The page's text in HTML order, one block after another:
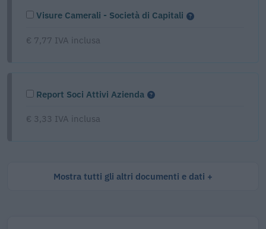
Visure Camerali - Società di Capitali
€ 7,77 IVA inclusa
Report Soci Attivi Azienda
€ 3,33 IVA inclusa
Mostra tutti gli altri documenti e dati